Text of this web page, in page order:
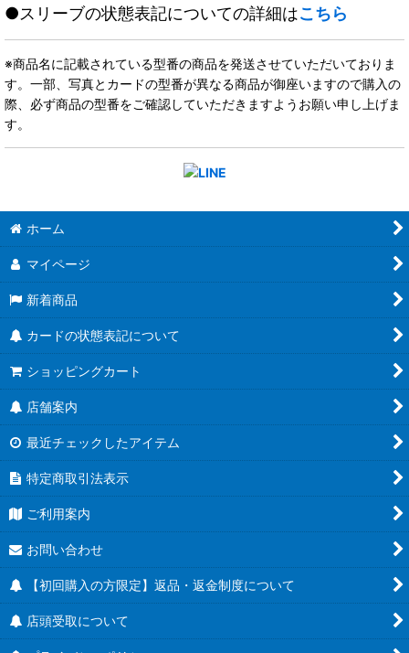
●スリーブの状態表記についての詳細はこちら
※商品名に記載されている型番の商品を発送させていただいておりま
す。一部、写真とカードの型番が異なる商品が御座いますので購入の
際、必ず商品の型番をご確認していただきますようお願い申し上げま
す。
ホーム
マイページ
新着商品
カードの状態表記について
ショッピングカート
店舗案内
最近チェックしたアイテム
特定商取引法表示
ご利用案内
お問い合わせ
【初回購入の方限定】返品・返金制度について
店頭受取について